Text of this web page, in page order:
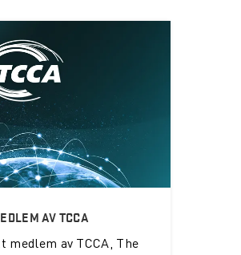
AV TCCA
medlem av TCCA, The